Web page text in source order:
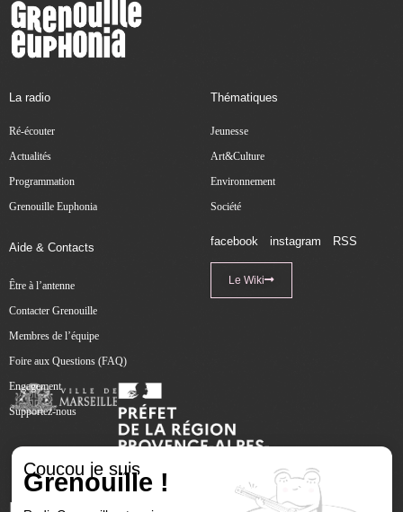
La radio
Ré-écouter
Actualités
Programmation
Grenouille Euphonia
Thématiques
Jeunesse
Art&Culture
Environnement
Société
Aide & Contacts
Être à l’antenne
Contacter Grenouille
Membres de l’équipe
Foire aux Questions (FAQ)
Engagement
Supportez-nous
facebook instagram RSS
Le Wiki
Coucou je suis
Grenouille !